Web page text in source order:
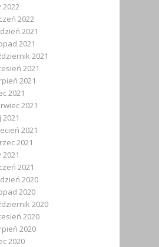
2022
2022
2021
2021
2021
2021
2021
2021
2021
2021
2021
2021
2021
2021
2020
2020
2020
2020
2020
2020